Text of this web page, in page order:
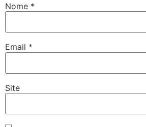
Nome *
Email *
Site